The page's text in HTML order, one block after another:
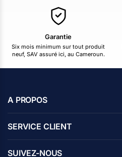
Garantie
Six mois minimum sur tout produit
neuf, SAV assuré ici, au Cameroun.
A PROPOS
Carrières
SERVICE CLIENT
SUIVEZ-NOUS